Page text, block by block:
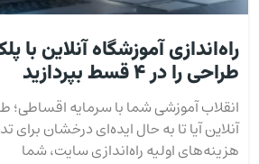
راه‌اندازی آموزشگاه آنلاین با
طراحی را در ۴ قسط بپردازید
انقلاب آموزشی شما با سرمایه اقساطی؛
آنلاین آیا تا به حال ایده‌ای درخشان برای
هزینه‌های اولیه راه‌اندازی سایت، شما